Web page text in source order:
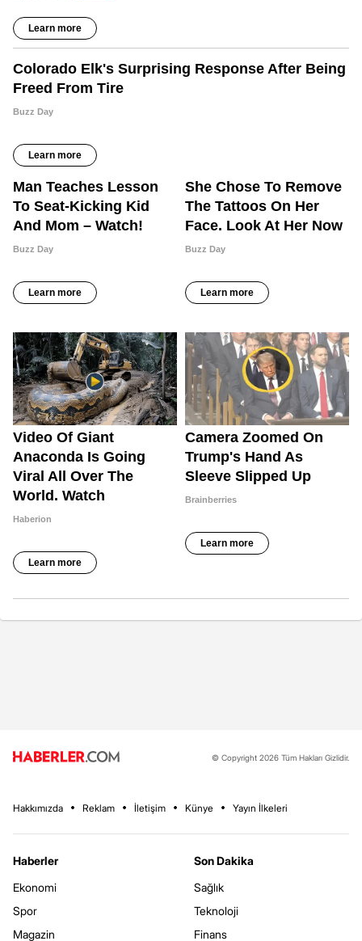
© Copyright 2026 Tüm Hakları Gizlidir.
Hakkımızda Reklam İletişim Künye Yayın İlkeleri
Haberler
Ekonomi
Spor
Magazin
Son Dakika
Sağlık
Teknoloji
Finans